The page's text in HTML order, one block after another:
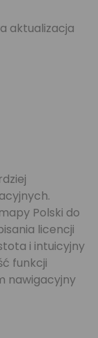
aktualizacja
Polski do
licencji
i intuicyjny
funkcji
nawigacyjny